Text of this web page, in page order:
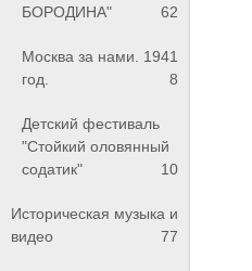
БОРОДИНА"
62
Москва за нами. 1941
год.
8
Детский фестиваль
"Стойкий оловянный
содатик"
10
Историческая музыка и
видео
77